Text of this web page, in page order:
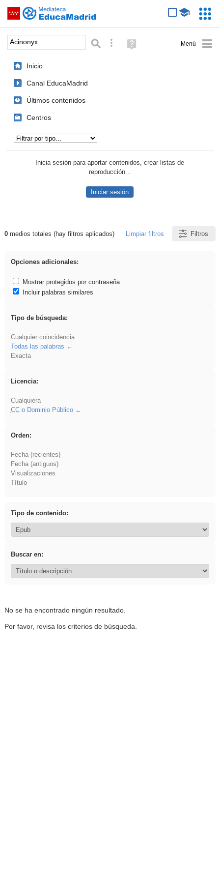
Saltar navegación
Palabra o frase: Búsqueda avanzada
Ayuda
(en
Inicio
Canal EducaMadrid
Últimos contenidos
Centros
Inicia sesión para aportar contenidos, crear listas de
reproducción...
Iniciar sesión
Resultados de: Acinonyx
0medios totales (hay filtros aplicados) Limpiar filtros Filtros
Opciones adicionales:
Mostrar protegidos por contraseña
Incluir palabras similares
Tipo de búsqueda:
Cualquier coincidencia
Todas las palabras
Exacta
Licencia:
Cualquiera
CCo Dominio Público
Orden:
Fecha (recientes)
Fecha (antiguos)
Visualizaciones
Título
Tipo de contenido:
Buscar en:
No se ha encontrado ningún resultado.
Por favor, revisa los criterios de búsqueda.